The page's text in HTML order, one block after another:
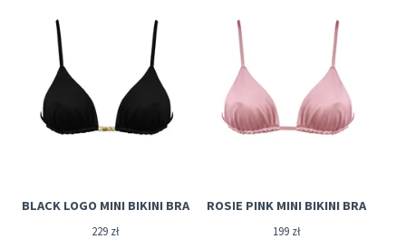
BLACK LOGO MINI BIKINI BRA
229 zł
ROSIE PINK MINI BIKINI BRA
199 zł